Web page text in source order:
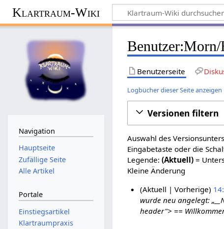
Klartraum-Wiki
Benutzer:Morn/
Benutzerseite
Logbücher dieser Seite anzeigen
Versionen filtern
Auswahl des
Eingabetaste oder die
Legende:(Aktuell) =
Kleine Änderung
Aktuell Vorherige
wurde neu angelegt:
header"> ==
Navigation
Hauptseite
Zufällige Seite
Alle Artikel
Portale
Einstiegsartikel
Klartraumpraxis